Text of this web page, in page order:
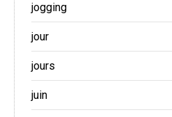
jogging
jour
jours
juin